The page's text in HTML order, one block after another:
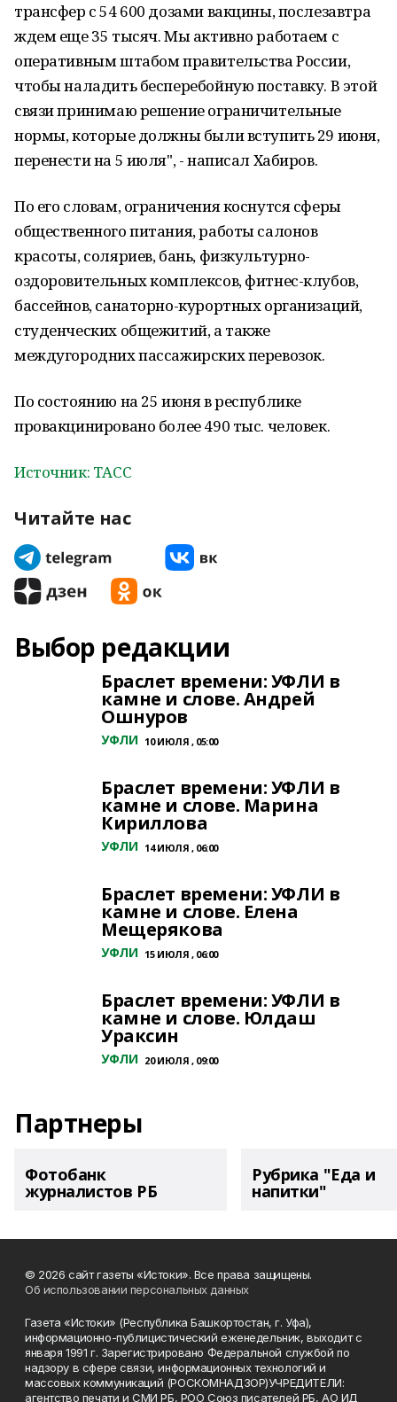
трансфер с 54 600 дозами вакцины, послезавтра
ждем еще 35 тысяч. Мы активно работаем с
оперативным штабом правительства России,
чтобы наладить бесперебойную поставку. В этой
связи принимаю решение ограничительные
нормы, которые должны были вступить 29 июня,
перенести на 5 июля", - написал Хабиров.
По его словам, ограничения коснутся сферы
общественного питания, работы салонов
красоты, соляриев, бань, физкультурно-
оздоровительных комплексов, фитнес-клубов,
бассейнов, санаторно-курортных организаций,
студенческих общежитий, а также
междугородних пассажирских перевозок.
По состоянию на 25 июня в республике
провакцинировано более 490 тыс. человек.
Источник: ТАСС
Читайте нас
Выбор редакции
Браслет времени: УФЛИ в
камне и слове. Андрей
Ошнуров
УФЛИ 10 ИЮЛЯ , 05:00
Браслет времени: УФЛИ в
камне и слове. Марина
Кириллова
УФЛИ 14 ИЮЛЯ , 06:00
Браслет времени: УФЛИ в
камне и слове. Елена
Мещерякова
УФЛИ 15 ИЮЛЯ , 06:00
Браслет времени: УФЛИ в
камне и слове. Юлдаш
Ураксин
УФЛИ 20 ИЮЛЯ , 09:00
Партнеры
Фотобанк
журналистов РБ
Рубрика "Еда и
напитки"
© 2026 сайт газеты «Истоки». Все права защищены.
Об использовании персональных данных
Газета «Истоки» (Республика Башкортостан, г. Уфа),
информационно-публицистический еженедельник, выходит с
января 1991 г. Зарегистрировано Федеральной службой по
надзору в сфере связи, информационных технологий и
массовых коммуникаций (РОСКОМНАДЗОР)УЧРЕДИТЕЛИ:
агентство печати и СМИ РБ, РОО Союз писателей РБ, АО ИД